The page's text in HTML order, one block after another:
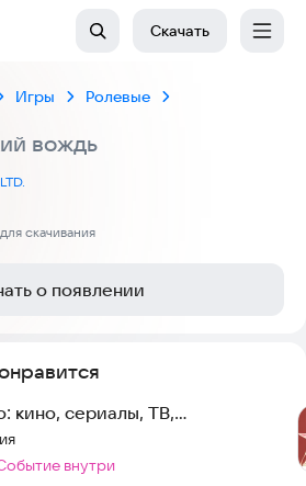
Скачать
Игры Ролевые
вождь
скачивания
о появлении
кино, сериалы, ТВ,
и клипы
:
событие внутри